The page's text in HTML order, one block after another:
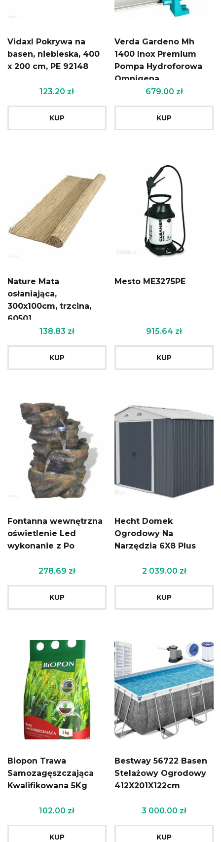
Vidaxl Pokrywa na
basen, niebieska, 400
x 200 cm, PE 92148
123.20 zł
KUP
Verda Gardeno Mh
1400 Inox Premium
Pompa Hydroforowa
Omnigena
679.00 zł
KUP
Nature Mata
osłaniająca,
300x100cm, trzcina,
60501
138.83 zł
KUP
Mesto ME3275PE
915.64 zł
KUP
Fontanna wewnętrzna
oświetlenie Led
wykonanie z Po
278.69 zł
KUP
Hecht Domek
Ogrodowy Na
Narzędzia 6X8 Plus
2 039.00 zł
KUP
Biopon Trawa
Samozagęszczająca
Kwalifikowana 5Kg
102.00 zł
KUP
Bestway 56722 Basen
Stelażowy Ogrodowy
412X201X122cm
3 000.00 zł
KUP